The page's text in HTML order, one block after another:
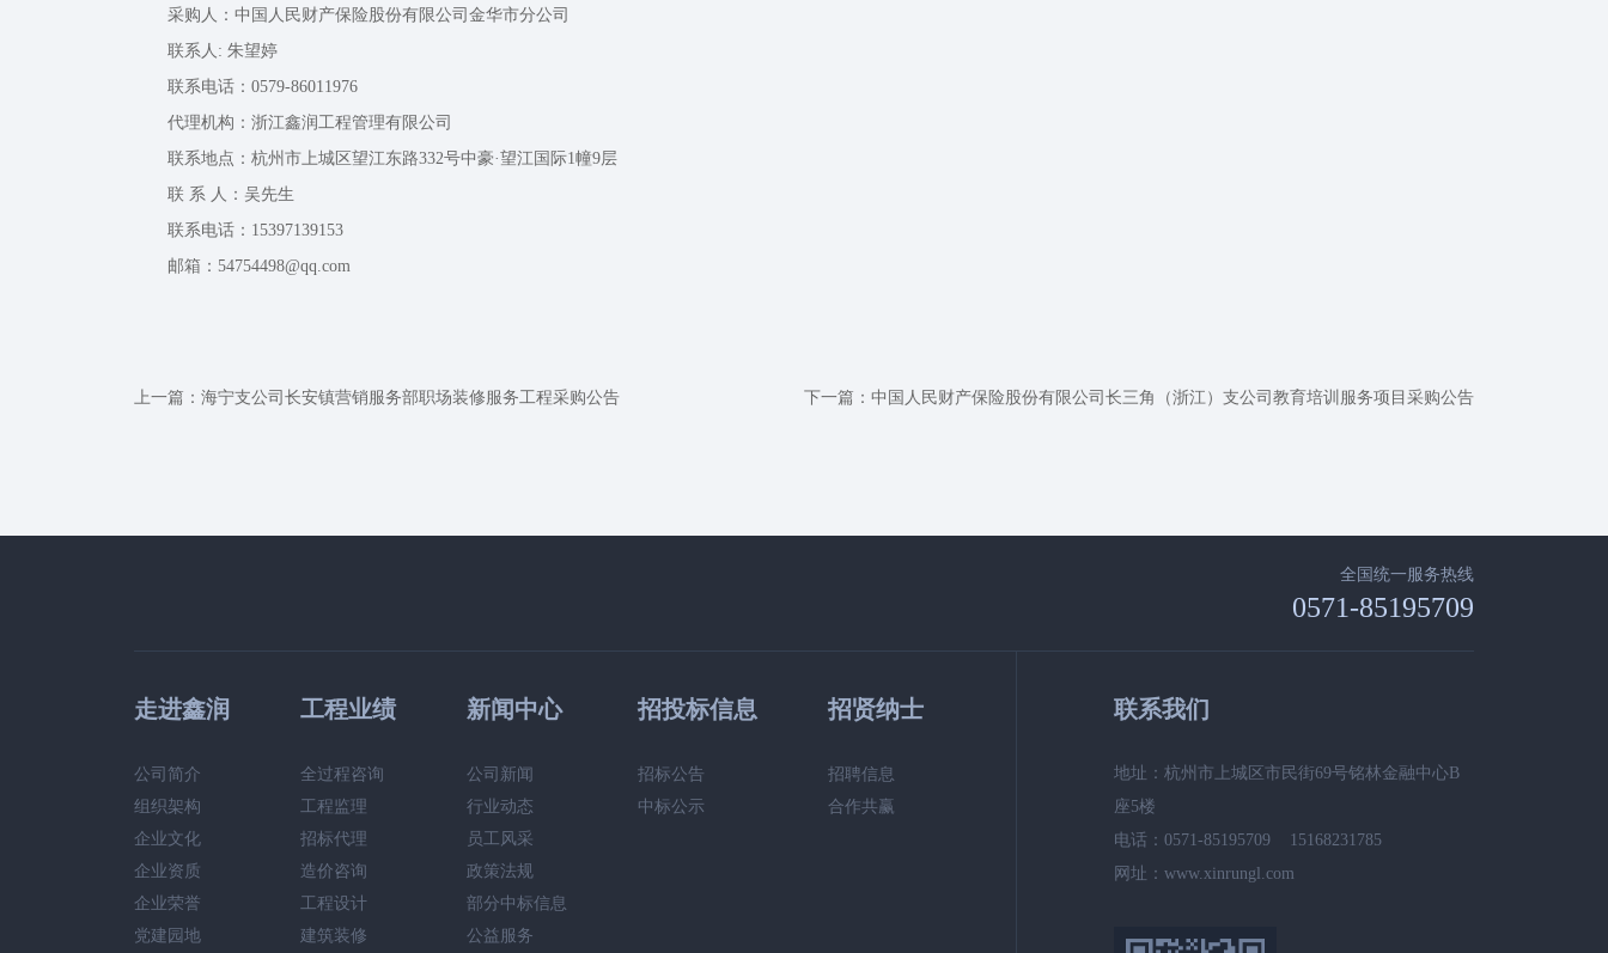
采购人：中国人民财产保险股份有限公司金华市分公司
联系人: 朱望婷
联系电话：0579-86011976
代理机构：浙江鑫润工程管理有限公司
联系地点：杭州市上城区望江东路332号中豪·望江国际1幢9层
联 系 人：吴先生
联系电话：15397139153
邮箱：54754498@qq.com
上一篇： 海宁支公司长安镇营销服务部职场装修服务工程采购公告 下一篇： 中国人民财产保险股份有限公司长三角（浙江）支公司教育培训服务项目采购公告
全国统一服务热线
0571-85195709
走进鑫润
公司简介
组织架构
企业文化
企业资质
企业荣誉
党建园地
工程业绩
全过程咨询
工程监理
招标代理
造价咨询
工程设计
建筑装修
新闻中心
公司新闻
行业动态
员工风采
政策法规
部分中标信息
公益服务
招投标信息
招标公告
中标公示
招贤纳士
招聘信息
合作共赢
联系我们
地址：杭州市上城区市民街69号铭林金融中心B
座5楼
电话：0571-85195709 15168231785
网址：www.xinrungl.com